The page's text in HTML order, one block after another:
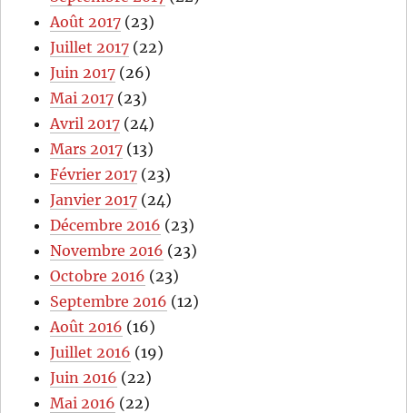
Août 2017 (23)
Juillet 2017 (22)
Juin 2017 (26)
Mai 2017 (23)
Avril 2017 (24)
Mars 2017 (13)
Février 2017 (23)
Janvier 2017 (24)
Décembre 2016 (23)
Novembre 2016 (23)
Octobre 2016 (23)
Septembre 2016 (12)
Août 2016 (16)
Juillet 2016 (19)
Juin 2016 (22)
Mai 2016 (22)